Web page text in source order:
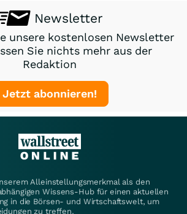
Newsletter
unsere kostenlosen Newsletter
Sie nichts mehr aus der
Redaktion
Jetzt abonnieren!
Alleinstellungsmerkmal als den
Wissens-Hub für einen aktuellen
in die Börsen- und Wirtschaftswelt, um
zu treffen.